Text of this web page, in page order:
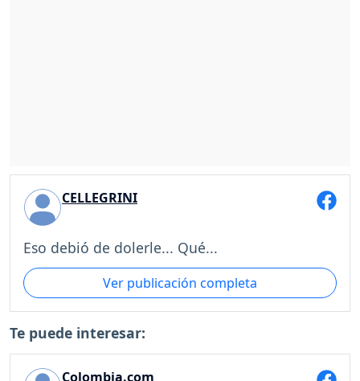
CELLEGRINI
Eso debió de dolerle... Qué...
Ver publicación completa
Te puede interesar:
Colombia.com